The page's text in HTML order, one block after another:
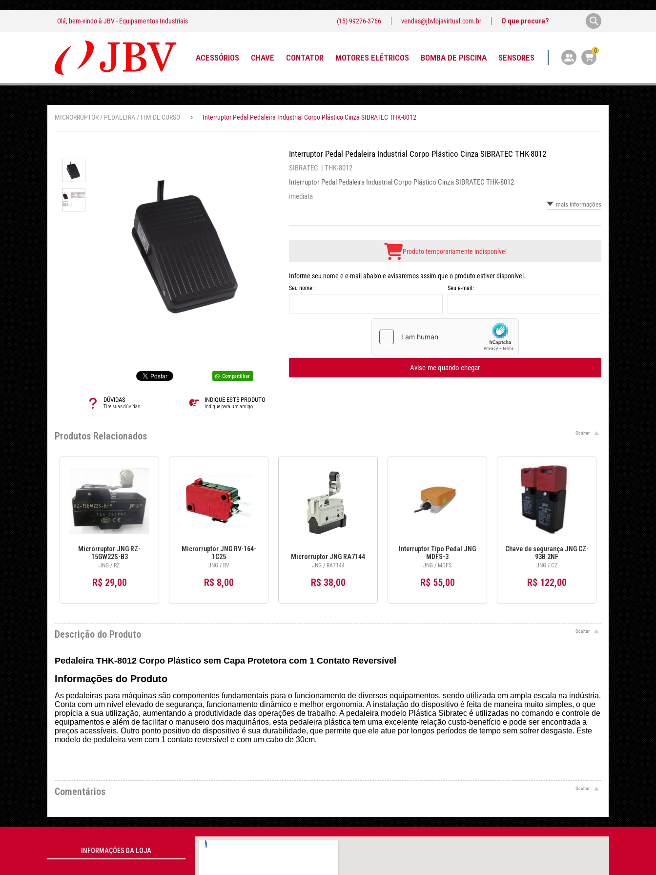
Olá, bem-vindo à JBV - Equipamentos Industriais (15) 99276-3766 vendas@jbvlojavirtual.com.br
ACESSÓRIOS CHAVE CONTATOR MOTORES ELÉTRICOS BOMBA DE PISCINA SENSORES
0
MICRORRUPTOR / PEDALEIRA / FIM DE CURSO Interruptor Pedal Pedaleira Industrial Corpo Plástico Cinza SIBRATEC THK-8012
Compartilhar
DÚVIDAS
Tire suas dúvidas
INDIQUE ESTE PRODUTO
Indique para um amigo
Interruptor Pedal Pedaleira Industrial Corpo Plástico Cinza SIBRATEC THK-8012
SIBRATEC | THK-8012
Interruptor Pedal Pedaleira Industrial Corpo Plástico Cinza SIBRATEC THK-8012
imediata
mais informações
Produto temporariamente indisponível
Informe seu nome e e-mail abaixo e avisaremos assim que o produto estiver disponível.
Seu nome: Seu e-mail:
Avise-me quando chegar
Produtos Relacionados
Microrruptor JNG RZ-
15GW22S-B3
JNG / RZ
R$ 29,00
Microrruptor JNG RV-164-
1C25
JNG / RV
R$ 8,00
Microrruptor JNG RA7144
JNG / RA7144
R$ 38,00
Interruptor Tipo Pedal JNG
MDFS-3
JNG / MDFS
R$ 55,00
Chave de segurança JNG CZ-
93B 2NF
JNG / CZ
R$ 122,00
Descrição do Produto
Pedaleira THK-8012 Corpo Plástico sem Capa Protetora com 1 Contato Reversível
Informações do Produto
As pedaleiras para máquinas são componentes fundamentais para o funcionamento de diversos equipamentos, sendo utilizada em ampla escala na indústria.
Conta com um nível elevado de segurança, funcionamento dinâmico e melhor ergonomia. A instalação do dispositivo é feita de maneira muito simples, o que
propícia a sua utilização, aumentando a produtividade das operações de trabalho. A pedaleira modelo Plástica Sibratec é utilizadas no comando e controle de
equipamentos e além de facilitar o manuseio dos maquinários, esta pedaleira plástica tem uma excelente relação custo-benefício e pode ser encontrada a
preços acessíveis. Outro ponto positivo do dispositivo é sua durabilidade, que permite que ele atue por longos períodos de tempo sem sofrer desgaste. Este
modelo de pedaleira vem com 1 contato reversível e com um cabo de 30cm.
Comentários
INFORMAÇÕES DA LOJA